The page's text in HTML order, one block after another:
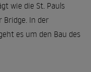
wie die St. Pauls
Bridge. In der
es um den Bau des